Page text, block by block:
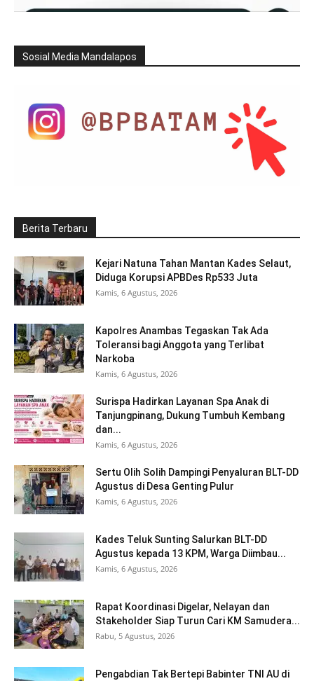
Sosial Media Mandalapos
Berita Terbaru
Kejari Natuna Tahan Mantan Kades Selaut,
Diduga Korupsi APBDes Rp533 Juta
Kamis, 6 Agustus, 2026
Kapolres Anambas Tegaskan Tak Ada
Toleransi bagi Anggota yang Terlibat
Narkoba
Kamis, 6 Agustus, 2026
Surispa Hadirkan Layanan Spa Anak di
Tanjungpinang, Dukung Tumbuh Kembang
dan...
Kamis, 6 Agustus, 2026
Sertu Olih Solih Dampingi Penyaluran BLT-DD
Agustus di Desa Genting Pulur
Kamis, 6 Agustus, 2026
Kades Teluk Sunting Salurkan BLT-DD
Agustus kepada 13 KPM, Warga Diimbau...
Kamis, 6 Agustus, 2026
Rapat Koordinasi Digelar, Nelayan dan
Stakeholder Siap Turun Cari KM Samudera...
Rabu, 5 Agustus, 2026
Pengabdian Tak Bertepi Babinter TNI AU di